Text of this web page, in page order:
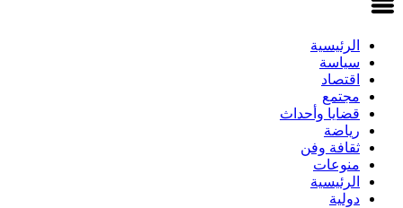
الرئيسية
سياسة
اقتصاد
مجتمع
قضايا وأحداث
رياضة
ثقافة وفن
منوعات
الرئيسية
دولية